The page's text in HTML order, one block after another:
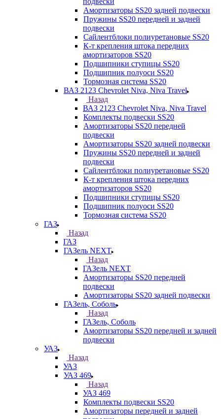
Амортизаторы SS20 задней подвески
Пружины SS20 передней и задней
подвески
Сайлентблоки полиуретановые SS20
К-т крепления штока передних
амортизаторов SS20
Подшипники ступицы SS20
Подшипник полуоси SS20
Тормозная система SS20
ВАЗ 2123 Chevrolet Niva, Niva Travel
Назад
ВАЗ 2123 Chevrolet Niva, Niva Travel
Комплекты подвески SS20
Амортизаторы SS20 передней
подвески
Амортизаторы SS20 задней подвески
Пружины SS20 передней и задней
подвески
Сайлентблоки полиуретановые SS20
К-т крепления штока передних
амортизаторов SS20
Подшипники ступицы SS20
Подшипник полуоси SS20
Тормозная система SS20
ГАЗ
Назад
ГАЗ
ГАЗель NEXT
Назад
ГАЗель NEXT
Амортизаторы SS20 передней
подвески
Амортизаторы SS20 задней подвески
ГАЗель, Соболь
Назад
ГАЗель, Соболь
Амортизаторы SS20 передней и задней
подвески
УАЗ
Назад
УАЗ
УАЗ 469
Назад
УАЗ 469
Комплекты подвески SS20
Амортизаторы передней и задней